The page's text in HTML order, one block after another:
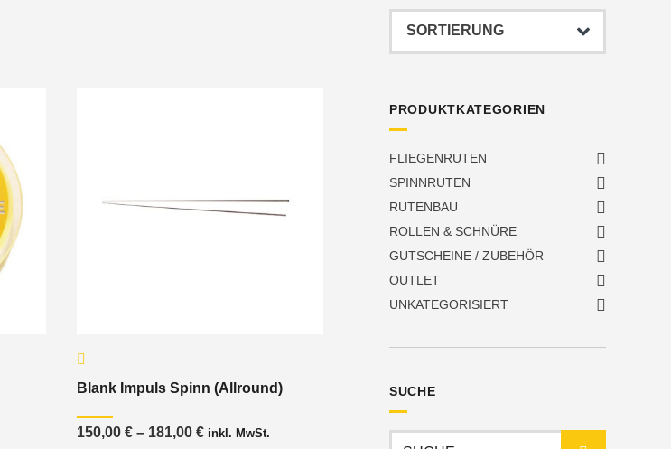
Blank Impuls Spinn (Allround)
150,00 € – 181,00 €Preisspanne:
inkl. MwSt.
PRODUKTKATEGORIEN
FLIEGENRUTEN
SPINNRUTEN
RUTENBAU
ROLLEN & SCHNÜRE
GUTSCHEINE / ZUBEHÖR
OUTLET
UNKATEGORISIERT
SUCHE